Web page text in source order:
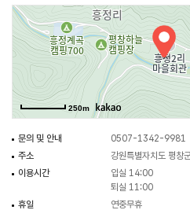
250m
문의 및 안내
0507-1342-9981
주소
강원특별자치도 평창
이용시간
입실 14:00
퇴실 11:00
휴일
연중무휴